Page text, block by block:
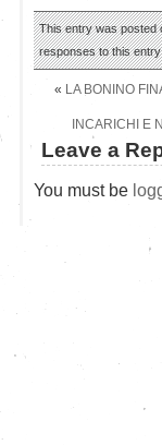
This entry was posted
responses to this
« LA BONINO
INCARICHI E
Leave a
You must be